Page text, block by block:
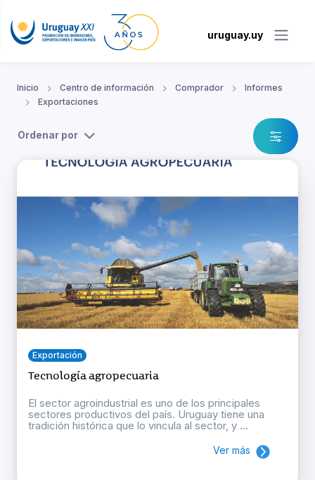
uruguay.uy
Inicio Centro de información Comprador
Informes
Exportaciones
Ordenar por
Exportación
Tecnología agropecuaria
El sector agroindustrial es uno de los principales
sectores productivos del país. Uruguay tiene una
tradición histórica que lo vincula al sector, y ...
Ver más